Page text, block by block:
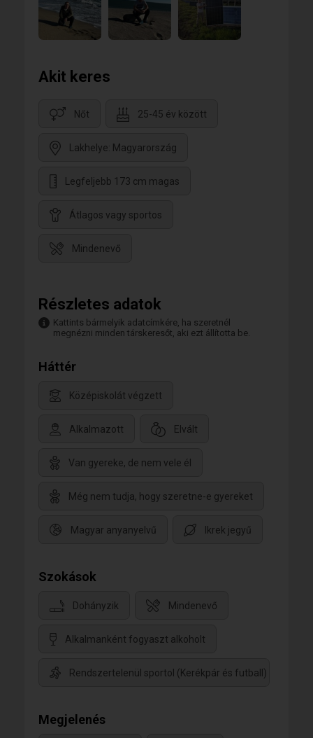
Akit keres
Nőt 25-45 év között
Lakhelye: Magyarország
Legfeljebb 173 cm magas
Átlagos vagy sportos
Mindenevő
Részletes adatok
Kattints bármelyik adatcímkére, ha szeretnél
megnézni minden társkeresőt, aki ezt állította be.
Háttér
Középiskolát végzett
Alkalmazott Elvált
Van gyereke, de nem vele él
Még nem tudja, hogy szeretne-e gyereket
Magyar anyanyelvű Ikrek jegyű
Szokások
Dohányzik Mindenevő
Alkalmanként fogyaszt alkoholt
Rendszertelenül sportol (Kerékpár és futball)
Megjelenés